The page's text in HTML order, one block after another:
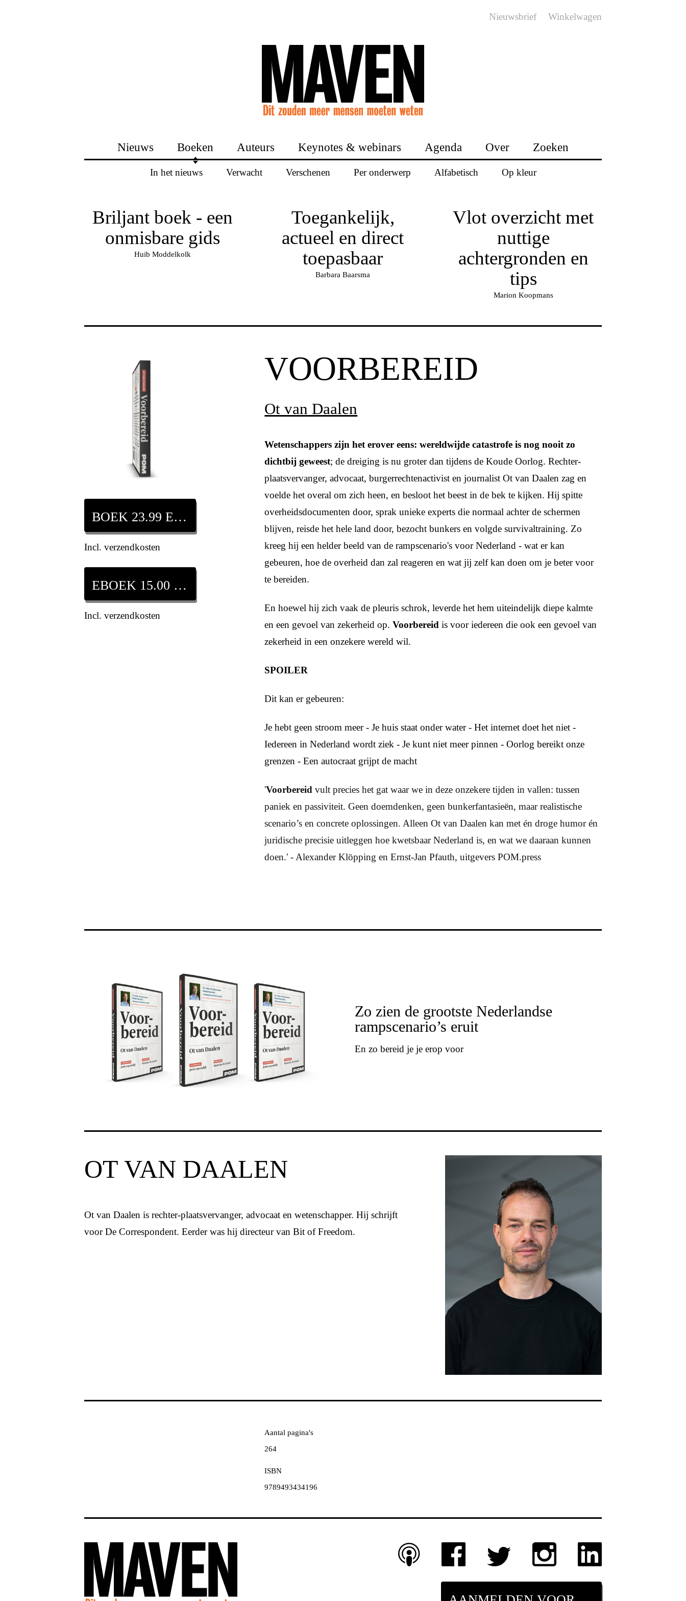
Nieuwsbrief Winkelwagen
Nieuws Boeken
In het nieuws Verwacht Verschenen Per onderwerp Alfabetisch Op kleur
Auteurs Keynotes & webinars Agenda Over Zoeken
Briljant boek - een
onmisbare gids
Huib Moddelkolk
Toegankelijk,
actueel en direct
toepasbaar
Barbara Baarsma
Vlot overzicht met
nuttige
achtergronden en
tips
Marion Koopmans
BOEK 23.99 EURO
Incl. verzendkosten
EBOEK 15.00 EURO
Incl. verzendkosten
VOORBEREID
Ot van Daalen
Wetenschappers zijn het erover eens: wereldwijde catastrofe is nog nooit zo
dichtbij geweest; de dreiging is nu groter dan tijdens de Koude Oorlog. Rechter-
plaatsvervanger, advocaat, burgerrechtenactivist en journalist Ot van Daalen zag en
voelde het overal om zich heen, en besloot het beest in de bek te kijken. Hij spitte
overheidsdocumenten door, sprak unieke experts die normaal achter de schermen
blijven, reisde het hele land door, bezocht bunkers en volgde survivaltraining. Zo
kreeg hij een helder beeld van de rampscenario's voor Nederland - wat er kan
gebeuren, hoe de overheid dan zal reageren en wat jij zelf kan doen om je beter voor
te bereiden.
En hoewel hij zich vaak de pleuris schrok, leverde het hem uiteindelijk diepe kalmte
en een gevoel van zekerheid op.Voorbereidis voor iedereen die ook een gevoel van
zekerheid in een onzekere wereld wil.
SPOILER
Dit kan er gebeuren:
Je hebt geen stroom meer - Je huis staat onder water - Het internet doet het niet -
Iedereen in Nederland wordt ziek - Je kunt niet meer pinnen - Oorlog bereikt onze
grenzen - Een autocraat grijpt de macht
'Voorbereid vult precies het gat waar we in deze onzekere tijden in vallen: tussen
paniek en passiviteit. Geen doemdenken, geen bunkerfantasieën, maar realistische
scenario’s en concrete oplossingen. Alleen Ot van Daalen kan met én droge humor én
juridische precisie uitleggen hoe kwetsbaar Nederland is, en wat we daaraan kunnen
doen.' - Alexander Klöpping en Ernst-Jan Pfauth, uitgevers POM.press
Zo zien de grootste Nederlandse
rampscenario’s eruit
En zo bereid je je erop voor
OT VAN DAALEN
Ot van Daalen is rechter-plaatsvervanger, advocaat en wetenschapper. Hij schrijft
voor De Correspondent. Eerder was hij directeur van Bit of Freedom.
Aantal pagina's
264
ISBN
9789493434196